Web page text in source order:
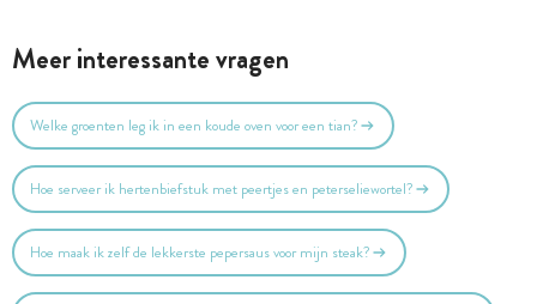
Meer interessante vragen
Welke groenten leg ik in een koude oven voor een tian?
Hoe serveer ik hertenbiefstuk met peertjes en peterseliewortel?
Hoe maak ik zelf de lekkerste pepersaus voor mijn steak?